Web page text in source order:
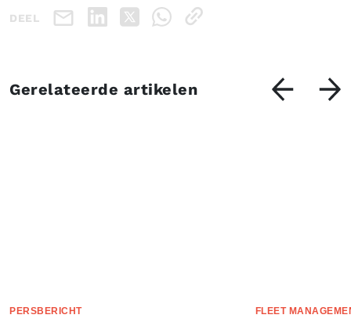
DEEL
Gerelateerde artikelen
PERSBERICHT FLEET